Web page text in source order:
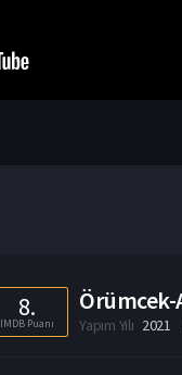
8.
IMDB Puanı
Örümcek-
Yapım Yılı 2021